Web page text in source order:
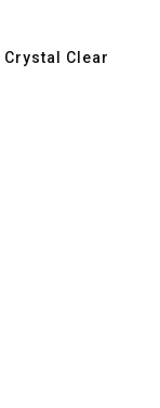
Crystal Clear